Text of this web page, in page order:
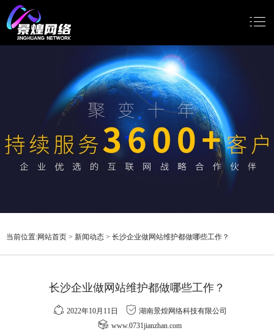
小程序开发
Google推广
关于我们
当前位置:网站首页 > 新闻动态 > 长沙企业做网站维护都做哪些工作？
长沙企业做网站维护都做哪些工作？
2022年10月11日
湖南景煌网络科技有限公司
www.0731jianzhan.com